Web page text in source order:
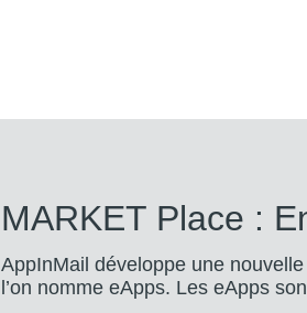
MARKET Place :
AppInMail développe une
l’on nomme eApps. Les eApps